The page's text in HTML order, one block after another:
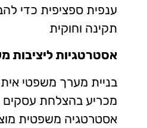
ענפית ספציפית כדי
תקינה וחוקית
אסטרטגיות ליציבות
בניית מערך משפטי
מכריע בהצלחת עסקים
אסטרטגיה משפטית